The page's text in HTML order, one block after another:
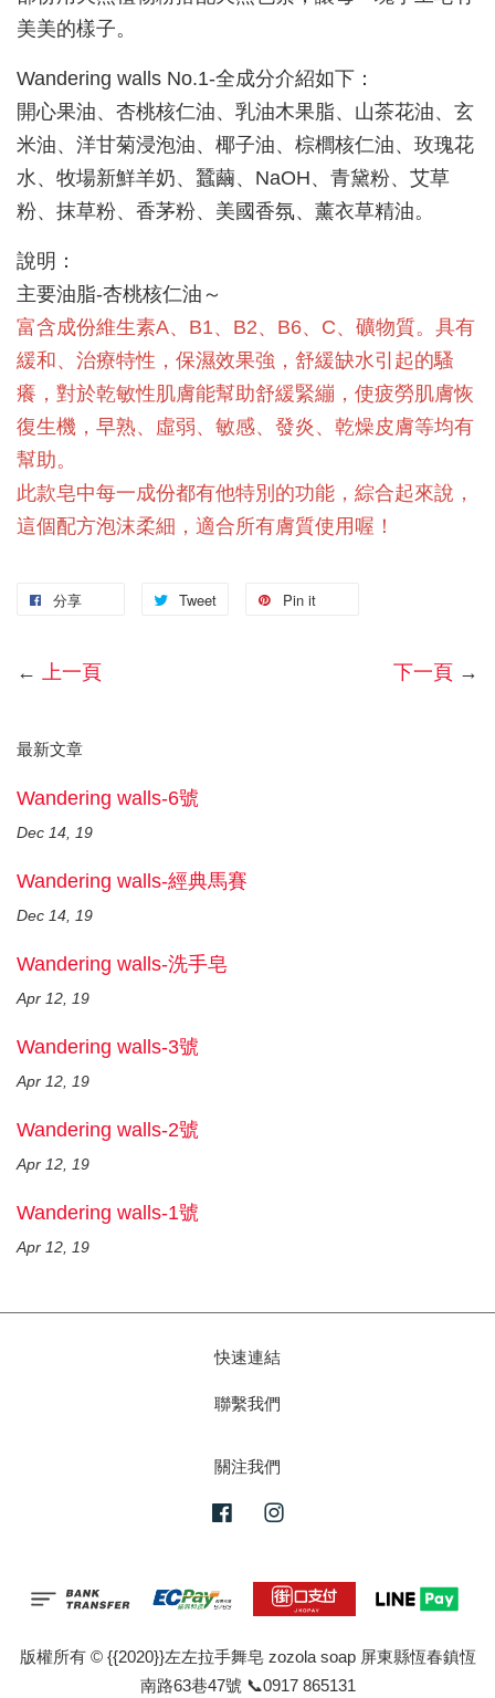
美美的樣子。
Wandering walls No.1-全成分介紹如下：
開心果油、杏桃核仁油、乳油木果脂、山茶花油、玄
米油、洋甘菊浸泡油、椰子油、棕櫚核仁油、玫瑰花
水、牧場新鮮羊奶、蠶繭、NaOH、青黛粉、艾草
粉、抹草粉、香茅粉、美國香氛、薰衣草精油。
說明：
主要油脂-杏桃核仁油～
富含成份維生素A、B1、B2、B6、C、礦物質。具有
緩和、治療特性，保濕效果強，舒緩缺水引起的騷
癢，對於乾敏性肌膚能幫助舒緩緊繃，使疲勞肌膚恢
復生機，早熟、虛弱、敏感、發炎、乾燥皮膚等均有
幫助。
此款皂中每一成份都有他特別的功能，綜合起來說，
這個配方泡沫柔細，適合所有膚質使用喔！
分享 Tweet Pin it
← 上一頁 下一頁 →
最新文章
Wandering walls-6號
Dec 14, 19
Wandering walls-經典馬賽
Dec 14, 19
Wandering walls-洗手皂
Apr 12, 19
Wandering walls-3號
Apr 12, 19
Wandering walls-2號
Apr 12, 19
Wandering walls-1號
Apr 12, 19
快速連結
聯繫我們
關注我們
Facebook
版權所有 © {{2020}}左左拉手舞皂 zozola soap 屏東縣恆春鎮恆
南路63巷47號 📞0917 865131